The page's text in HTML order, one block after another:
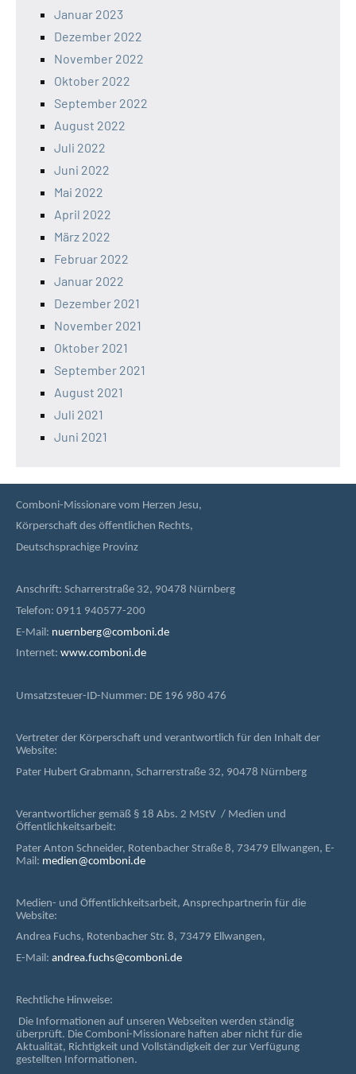
Januar 2023
Dezember 2022
November 2022
Oktober 2022
September 2022
August 2022
Juli 2022
Juni 2022
Mai 2022
April 2022
März 2022
Februar 2022
Januar 2022
Dezember 2021
November 2021
Oktober 2021
September 2021
August 2021
Juli 2021
Juni 2021
Comboni-Missionare vom Herzen Jesu,
Körperschaft des öffentlichen Rechts,
Deutschsprachige Provinz
Anschrift: Scharrerstraße 32, 90478 Nürnberg
Telefon: 0911 940577-200
E-Mail: nuernberg@comboni.de
Internet: www.comboni.de
Umsatzsteuer-ID-Nummer: DE 196 980 476
Vertreter der Körperschaft und verantwortlich für den Inhalt der
Website:
Pater Hubert Grabmann, Scharrerstraße 32, 90478 Nürnberg
Verantwortlicher gemäß § 18 Abs. 2 MStV / Medien und
Öffentlichkeitsarbeit:
Pater Anton Schneider, Rotenbacher Straße 8, 73479 Ellwangen, E-
Mail: medien@comboni.de
Medien- und Öffentlichkeitsarbeit, Ansprechpartnerin für die
Website:
Andrea Fuchs, Rotenbacher Str. 8, 73479 Ellwangen,
E-Mail: andrea.fuchs@comboni.de
Rechtliche Hinweise:
Die Informationen auf unseren Webseiten werden ständig
überprüft. Die Comboni-Missionare haften aber nicht für die
Aktualität, Richtigkeit und Vollständigkeit der zur Verfügung
gestellten Informationen.